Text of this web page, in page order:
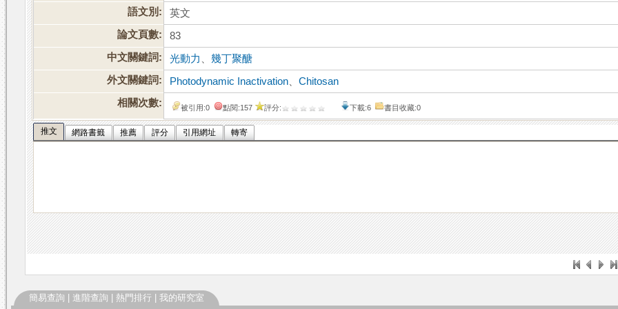
語文別:
英文
論文頁數:
83
中文關鍵詞:
光動力 、幾丁聚醣
外文關鍵詞:
Photodynamic Inactivation 、Chitosan
相關次數:
被引用:0 點閱:157 評分: 下載:6 書目收藏:0
推文 網路書籤 推薦 評分 引用網址 轉寄
簡易查詢 進階查詢 熱門排行 我的研究室